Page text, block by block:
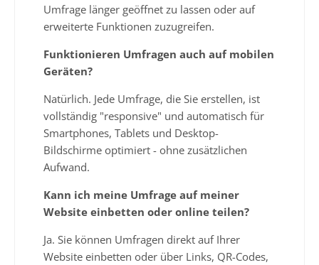
Umfrage länger geöffnet zu lassen oder auf
erweiterte Funktionen zuzugreifen.
Funktionieren Umfragen auch auf mobilen
Geräten?
Natürlich. Jede Umfrage, die Sie erstellen, ist
vollständig "responsive" und automatisch für
Smartphones, Tablets und Desktop-
Bildschirme optimiert - ohne zusätzlichen
Aufwand.
Kann ich meine Umfrage auf meiner
Website einbetten oder online teilen?
Ja. Sie können Umfragen direkt auf Ihrer
Website einbetten oder über Links, QR-Codes,